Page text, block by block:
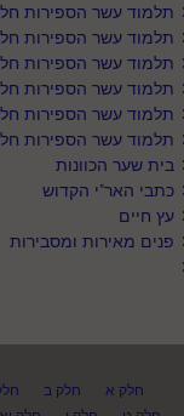
תלמוד עשר הספירות
תלמוד עשר הספירות
תלמוד עשר הספירות
תלמוד עשר הספירות
תלמוד עשר הספירות
תלמוד עשר הספירות
בית שער הכוונות
כתבי האר"י הקדוש
עץ חיים
פנים מאירות ומסבירות
חלק א
חלק ב